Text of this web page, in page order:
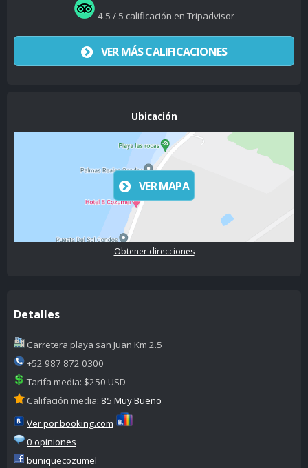
4.5 / 5 calificación en Tripadvisor
VER MÁS CALIFICACIONES
Ubicación
VER MAPA
Obtener direcciones
Detalles
Carretera playa san Juan Km 2.5
+52 987 872 0300
Tarifa media: $250 USD
Califación media: 85 Muy Bueno
Ver por booking.com
0 opiniones
buniquecozumel